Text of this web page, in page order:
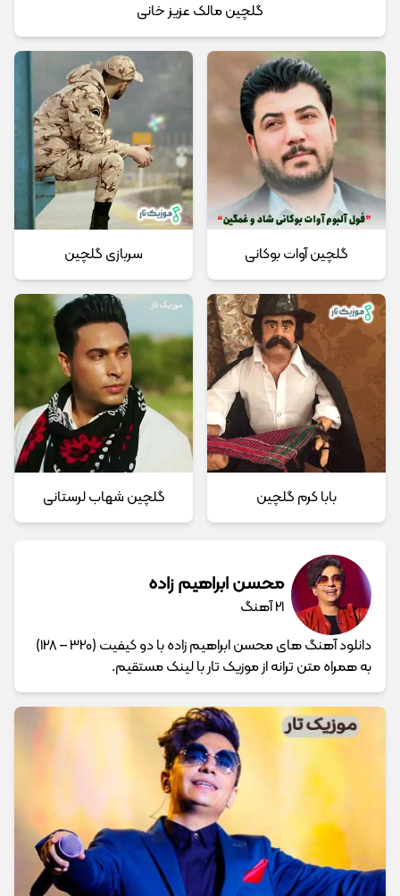
گلچین مالک عزیز خانی
گلچین آوات بوکانی سربازی گلچین
بابا کرم گلچین گلچین شهاب لرستانی
محسن ابراهیم زاده
21 آهنگ
دانلود آهنگ های محسن ابراهیم زاده با دو کیفیت (320 – 128)
به همراه متن ترانه از موزیک تار با لینک مستقیم.